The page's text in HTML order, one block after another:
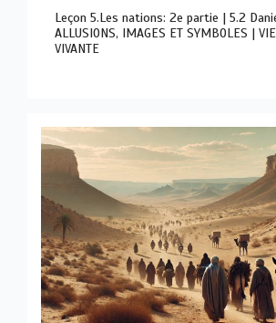
Leçon 5.Les nations: 2e partie | 5.2
ALLUSIONS, IMAGES ET SYMBOLES |
VIVANTE